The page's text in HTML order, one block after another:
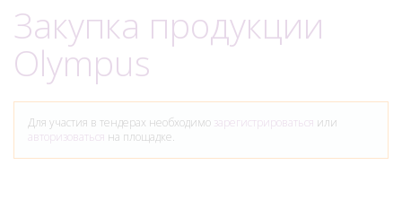
Закупка продукции
Olympus
Для участия в тендерах необходимо зарегистрироваться или
авторизоваться на площадке.